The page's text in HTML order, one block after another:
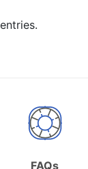
FAQs